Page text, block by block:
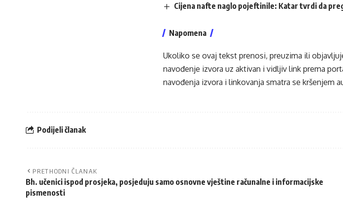
Cijena nafte naglo pojeftinile: Katar tvrdi da
Napomena
Ukoliko se ovaj tekst prenosi, preuzima ili
navođenje izvora uz aktivan i vidljiv link prema
navođenja izvora i linkovanja smatra se kršenjem
Podijeli članak
PRETHODNI ČLANAK
Bh. učenici ispod prosjeka, posjeduju samo osnovne vještine računalne i informacijske
pismenosti